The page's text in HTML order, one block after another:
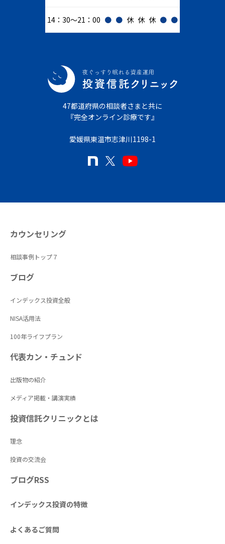
14：30～21：00 ● ● 休 休 休 ● ●
47都道府県の相談者さまと共に
『完全オンライン診療です』
愛媛県東温市志津川1198-1
カウンセリング
相談事例トップ７
ブログ
インデックス投資全般
NISA活用法
100年ライフプラン
代表カン・チュンド
出版物の紹介
メディア掲載・講演実績
投資信託クリニックとは
理念
投資の交流会
ブログRSS
インデックス投資の特徴
よくあるご質問